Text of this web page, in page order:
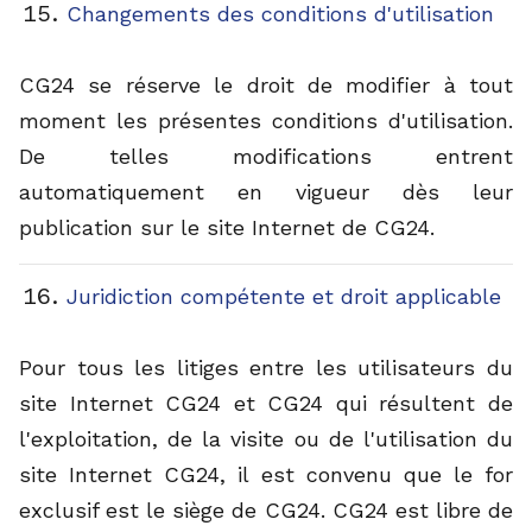
Changements des conditions d'utilisation
CG24 se réserve le droit de modifier à tout
moment les présentes conditions d'utilisation.
De telles modifications entrent
automatiquement en vigueur dès leur
publication sur le site Internet de CG24.
Juridiction compétente et droit applicable
Pour tous les litiges entre les utilisateurs du
site Internet CG24 et CG24 qui résultent de
l'exploitation, de la visite ou de l'utilisation du
site Internet CG24, il est convenu que le for
exclusif est le siège de CG24. CG24 est libre de